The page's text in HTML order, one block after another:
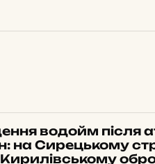
водойм після
на Сирецькому
Кирилівському